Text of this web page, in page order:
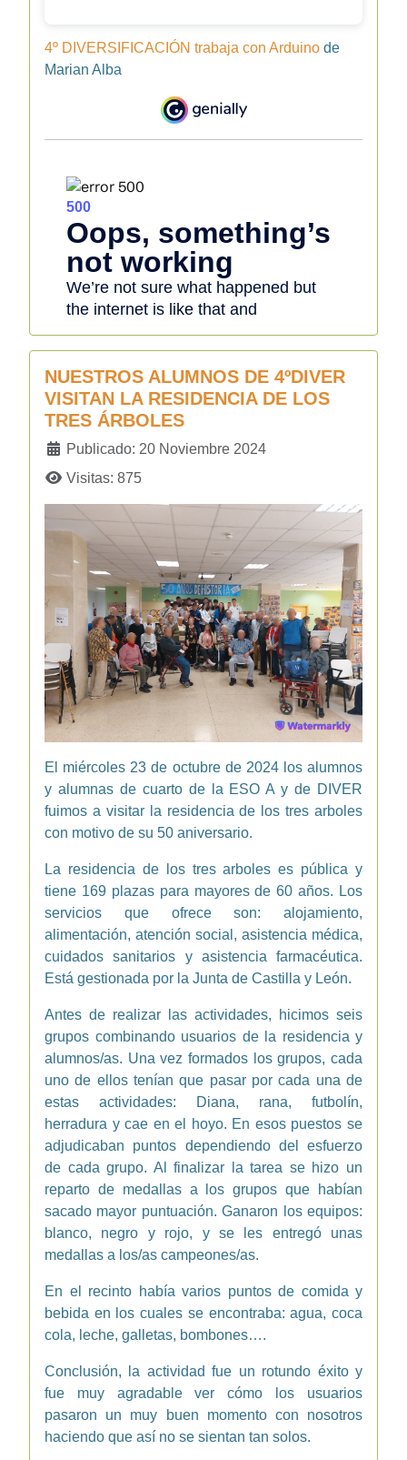
4º DIVERSIFICACIÓN trabaja con Arduino de
Marian Alba
NUESTROS ALUMNOS DE 4ºDIVER
VISITAN LA RESIDENCIA DE LOS
TRES ÁRBOLES
Detalles
Publicado: 20 Noviembre 2024
Visitas: 875
El miércoles 23 de octubre de 2024 los alumnos
y alumnas de cuarto de la ESO A y de DIVER
fuimos a visitar la residencia de los tres arboles
con motivo de su 50 aniversario.
La residencia de los tres arboles es pública y
tiene 169 plazas para mayores de 60 años. Los
servicios que ofrece son: alojamiento,
alimentación, atención social, asistencia médica,
cuidados sanitarios y asistencia farmacéutica.
Está gestionada por la Junta de Castilla y León.
Antes de realizar las actividades, hicimos seis
grupos combinando usuarios de la residencia y
alumnos/as. Una vez formados los grupos, cada
uno de ellos tenían que pasar por cada una de
estas actividades: Diana, rana, futbolín,
herradura y cae en el hoyo. En esos puestos se
adjudicaban puntos dependiendo del esfuerzo
de cada grupo. Al finalizar la tarea se hizo un
reparto de medallas a los grupos que habían
sacado mayor puntuación. Ganaron los equipos:
blanco, negro y rojo, y se les entregó unas
medallas a los/as campeones/as.
En el recinto había varios puntos de comida y
bebida en los cuales se encontraba: agua, coca
cola, leche, galletas, bombones….
Conclusión, la actividad fue un rotundo éxito y
fue muy agradable ver cómo los usuarios
pasaron un muy buen momento con nosotros
haciendo que así no se sientan tan solos.